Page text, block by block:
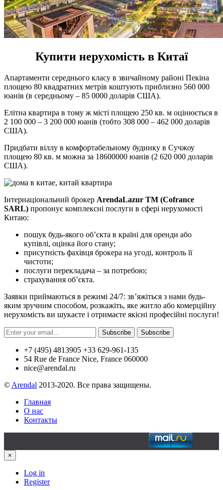
Купити нерухомість в Китаї
Апартаменти середнього класу в звичайному районі Пекіна
площею 80 квадратних метрів коштують приблизно 560 000
юанів (в середньому – 85 0000 доларів США).
Елітна квартира в тому ж місті площею 250 кв. м оцінюється в
2 100 000 – 3 200 000 юанів (тобто 308 000 – 462 000 доларів
США).
Придбати віллу в комфортабельному будинку в Сучжоу
площею 80 кв. м можна за 18600000 юанів (2 620 000 доларів
США).
Інтернаціональний брокер ArendaLazur TM (Cofrance
SARL) пропонує комплексні послуги в сфері нерухомості
Китаю:
пошук будь-якого об’єкта в країні для оренди або
купівлі, оцінка його стану;
присутність фахівця брокера на угоді, контроль її
чистоти;
послуги перекладача – за потребою;
страхування об’єкта.
Заявки приймаються в режимі 24/7: зв’яжіться з нами будь-
яким зручним способом, розкажіть, яке житло або комерційну
нерухомість ви шукаєте і отримаєте якісні професійні послуги!
Subscribe Subscribe
+7 (495) 4813905 +33 629-961-135
54 Rue de France Nice, France 060000
nice@arendal.ru
© Arendal 2013-2020. Все права защищены.
Главная
О нас
Контакты
×
Log in
Register